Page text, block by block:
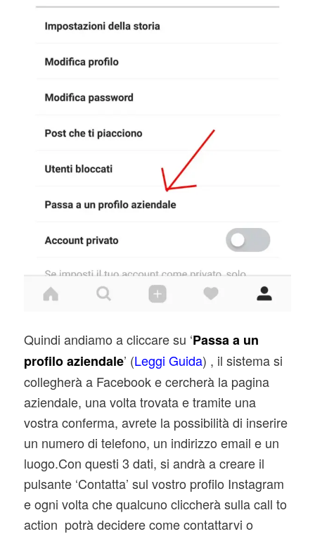
Quindi andiamo a cliccare su ‘Passa a un
profilo aziendale’ (Leggi Guida) , il sistema si
collegherà a Facebook e cercherà la pagina
aziendale, una volta trovata e tramite una
vostra conferma, avrete la possibilità di inserire
un numero di telefono, un indirizzo email e un
luogo.Con questi 3 dati, si andrà a creare il
pulsante ‘Contatta’ sul vostro profilo Instagram
e ogni volta che qualcuno cliccherà sulla call to
action potrà decidere come contattarvi o